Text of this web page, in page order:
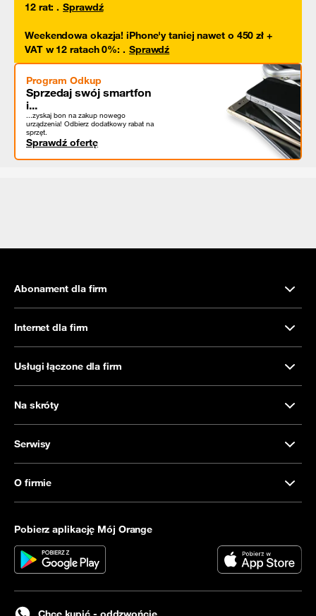
12 rat: . Sprawdź
Weekendowa okazja! iPhone'y taniej nawet o 450 zł +
VAT w 12 ratach 0%: . Sprawdź
Program Odkup
Sprzedaj swój smartfon
i...
...zyskaj bon na zakup nowego
urządzenia! Odbierz dodatkowy rabat na
sprzęt.
Sprawdź ofertę
Abonament dla firm
Internet dla firm
Usługi łączone dla firm
Na skróty
Serwisy
O firmie
Pobierz aplikację Mój Orange